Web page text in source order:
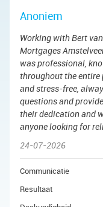
Anoniem
Working with Bert
Mortgages
was professional,
throughout the entire
and stress-free,
questions and
their dedication and
anyone looking for
24-07-2026
Communicatie
Resultaat